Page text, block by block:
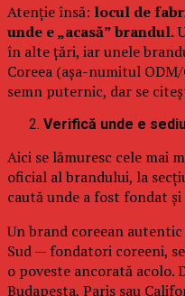
Atenție însă: locul de
unde e „acasă” brandul.
în alte țări, iar unele
Coreea (așa-numitul ODM/
semn puternic, dar se
Verifică unde e
Aici se lămuresc cele mai
oficial al brandului, la
caută unde a fost fondat
Un brand coreean
Sud — fondatori coreeni,
o poveste ancorată acolo.
Budapesta, Paris sau